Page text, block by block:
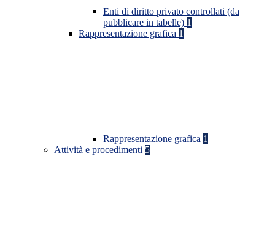
Enti di diritto privato controllati (da
pubblicare in tabelle) 1
Rappresentazione grafica 1
Rappresentazione grafica 1
Attività e procedimenti 5